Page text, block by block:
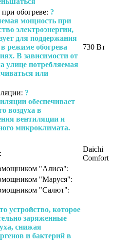
обогреве: ?
мощность при
электроэнергии,
для поддержания
режиме обогрева
В зависимости от
улице потребляемая
или
730 Вт
?
обеспечивает
воздуха в
вентиляции и
микроклимата.
Daichi
Comfort
"Алиса":
"Маруся":
"Салют":
устройство, которое
заряженные
снижая
и бактерий в